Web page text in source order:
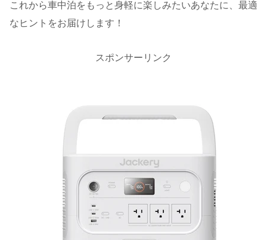
これから車中泊をもっと身軽に楽しみたいあなたに、最適
なヒントをお届けします！
スポンサーリンク